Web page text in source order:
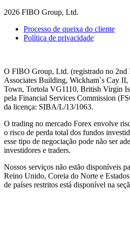
2026 FIBO Group, Ltd.
Processo de queixa do cliente
Política de privacidade
O FIBO Group, Ltd. (registrado no
Associates Building, Wickham`s Cay
Town, Tortola VG1110, British Virgin
pela Financial Services Commission (
da licença: SIBA/L/13/1063.
O trading no mercado Forex envolve
o risco de perda total dos fundos
esse tipo de negociação pode não ser
investidores e traders.
Nossos serviços não estão disponíveis
Reino Unido, Coreia do Norte e
de países restritos está disponível na